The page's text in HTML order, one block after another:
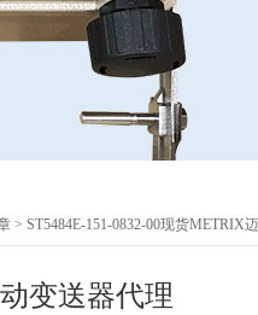
> ST5484E-151-0832-00现货METRIX
变送器代理